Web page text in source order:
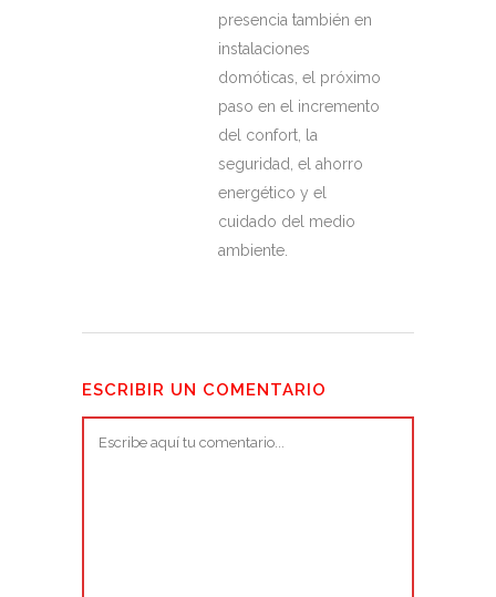
presencia también en
instalaciones
domóticas, el próximo
paso en el incremento
del confort, la
seguridad, el ahorro
energético y el
cuidado del medio
ambiente.
ESCRIBIR UN COMENTARIO